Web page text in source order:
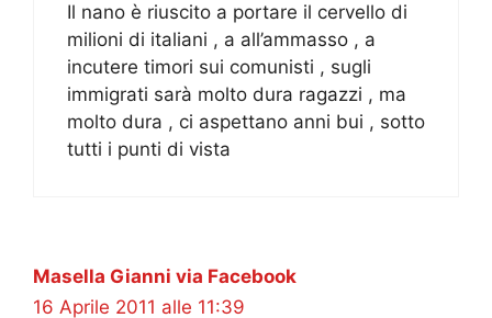
Il nano è riuscito a portare il cervello di
milioni di italiani , a all’ammasso , a
incutere timori sui comunisti , sugli
immigrati sarà molto dura ragazzi , ma
molto dura , ci aspettano anni bui , sotto
tutti i punti di vista
Masella Gianni via Facebook
16 Aprile 2011 alle 11:39